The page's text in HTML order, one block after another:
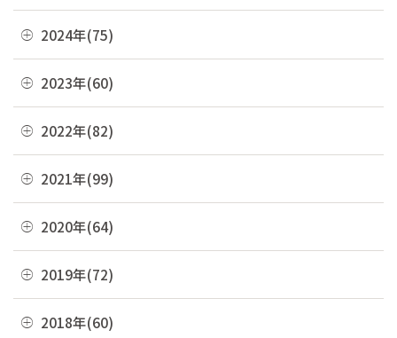
07月(21)
05月(13)
04月(10)
03月(36)
01月(13)
12月(8)
11月(22)
09月(3)
08月(4)
07月(7)
05月(6)
04月(4)
2024年(75)
12月(4)
11月(6)
09月(4)
08月(6)
07月(6)
05月(9)
2023年(60)
12月(4)
11月(3)
09月(8)
08月(4)
07月(4)
2022年(82)
12月(8)
11月(5)
09月(8)
08月(4)
2021年(99)
12月(9)
11月(7)
09月(5)
2020年(64)
12月(2)
11月(8)
2019年(72)
12月(7)
2018年(60)